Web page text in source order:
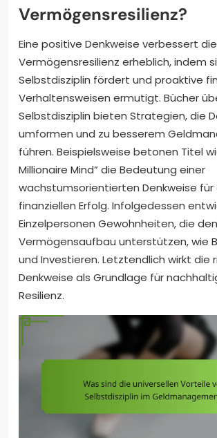
Vermögensresilienz?
Eine positive Denkweise verbessert die
Vermögensresilienz erheblich, indem
Selbstdisziplin fördert und proaktive
Verhaltensweisen ermutigt. Bücher
Selbstdisziplin bieten Strategien, die
umformen und zu besserem
führen. Beispielsweise betonen Titel
Millionaire Mind” die Bedeutung einer
wachstumsorientierten Denkweise für
finanziellen Erfolg. Infolgedessen
Einzelpersonen Gewohnheiten, die
Vermögensaufbau unterstützen, wie
und Investieren. Letztendlich wirkt die
Denkweise als Grundlage für
Resilienz.